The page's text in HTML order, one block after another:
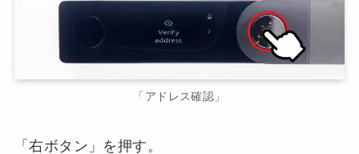
「アドレス確認」
「右ボタン」を押す。